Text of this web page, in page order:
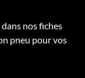
nos fiches
pneu pour vos